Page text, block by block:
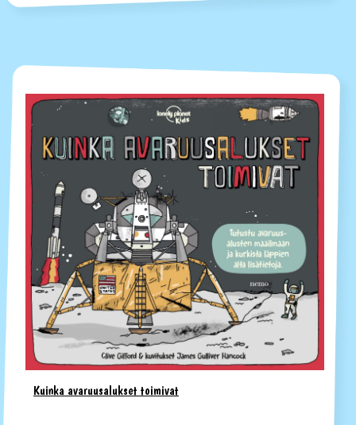
Kuinka avaruusalukset toimivat